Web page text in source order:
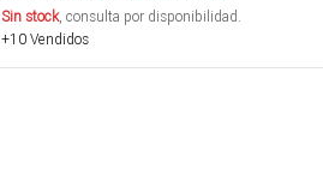
Sin stock, consulta por disponibilidad.
+10 Vendidos